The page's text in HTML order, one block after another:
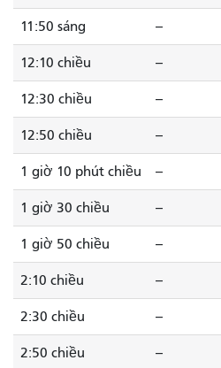
11:50 sáng --
12:10 chiều --
12:30 chiều --
12:50 chiều --
1 giờ 10 phút chiều --
1 giờ 30 chiều --
1 giờ 50 chiều --
2:10 chiều --
2:30 chiều --
2:50 chiều --